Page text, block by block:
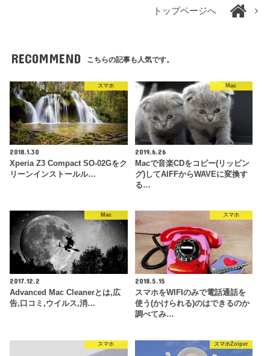
トップページへ
RECOMMEND こちらの記事も人気です。
スマホ
2018.1.30
Xperia Z3 Compact SO-02Gをク
リーンインストールル…
Mac
2019.6.26
Macで音楽CDをコピー(リッピン
グ)してAIFFからWAVEに変換す
る…
Mac
2017.12.2
Advanced Mac Cleanerとは,広
告,口コミ,ウイルス,消…
スマホ
2018.5.15
スマホをWIFIのみで電話通話を
使う(かけられる)のはできるのか
調べてみ…
スマホ スマホZoiper